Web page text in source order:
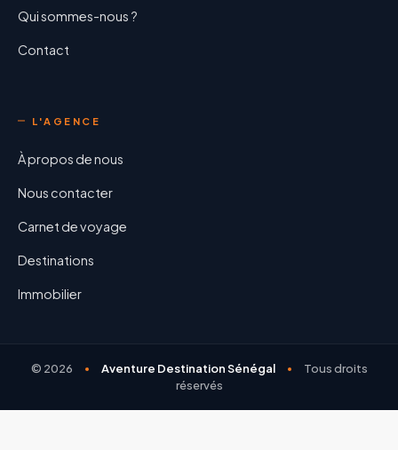
Qui sommes-nous ?
Contact
L'AGENCE
À propos de nous
Nous contacter
Carnet de voyage
Destinations
Immobilier
© 2026 Aventure Destination Sénégal
Tous droits
réservés
Conception & développement parJC Agence